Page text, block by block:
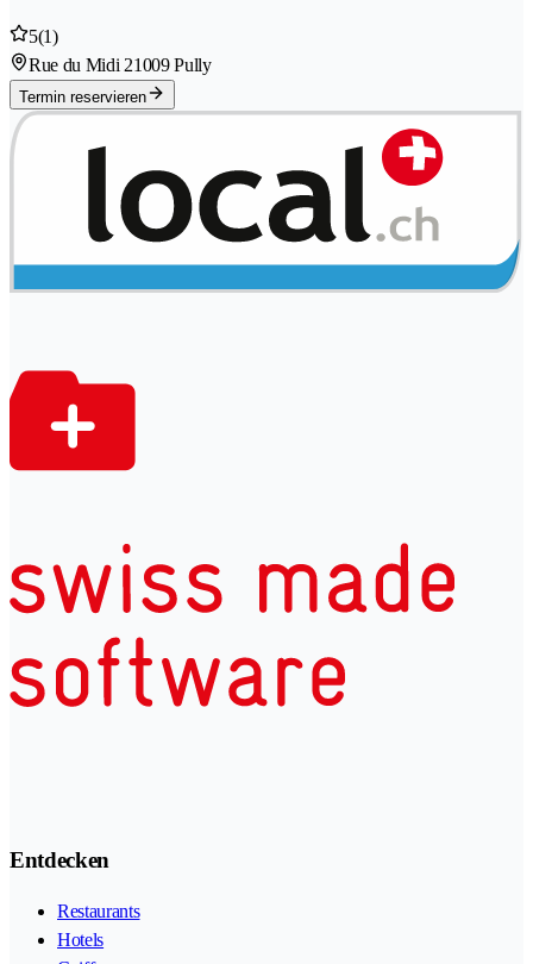
5(1)
Rue du Midi 21009 Pully
Termin reservieren
Entdecken
Restaurants
Hotels